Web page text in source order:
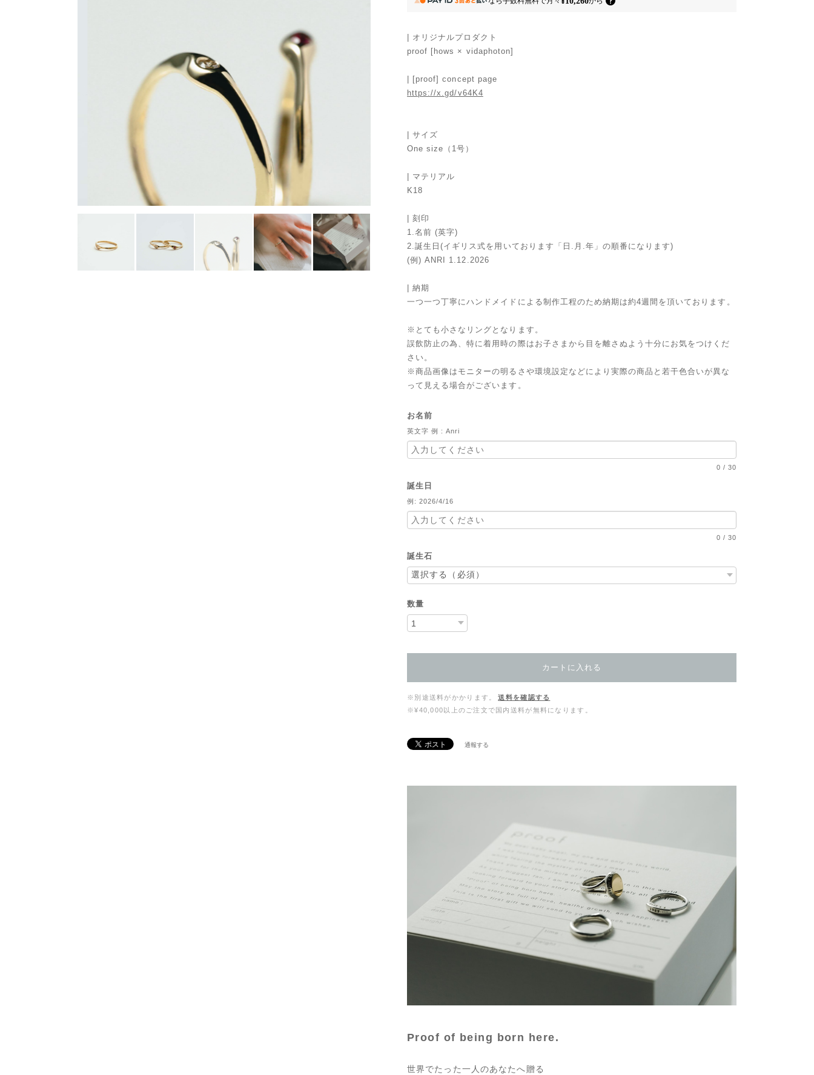
| オリジナルプロダクト
proof [hows × vidaphoton]
| [proof] concept page
https://x.gd/v64K4
| サイズ
One size（1号）
| マテリアル
K18
| 刻印
1.名前 (英字)
2.誕生日(イギリス式を用いております「日.月.年」の順番になります)
(例) ANRI 1.12.2026
| 納期
一つ一つ丁寧にハンドメイドによる制作工程のため納期は約4週間を頂いております。
※とても小さなリングとなります。
誤飲防止の為、特に着用時の際はお子さまから目を離さぬよう十分にお気をつけくだ
さい。
※商品画像はモニターの明るさや環境設定などにより実際の商品と若干色合いが異な
って見える場合がございます。
お名前
英文字 例 : Anri
0 /30
誕生日
例: 2026/4/16
0 /30
誕生石
数量
カートに入れる
※別途送料がかかります。
送料を確認する
※¥40,000以上のご注文で国内送料が無料になります。
通報する
Proof of being born here.
世界でたった一人のあなたへ贈る